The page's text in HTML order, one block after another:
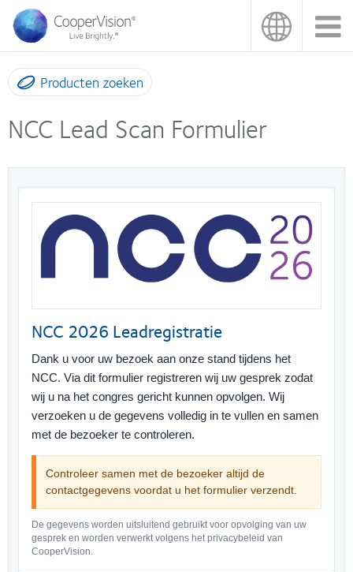
Overslaan
naar
de
inhoud
gaan
Producten zoeken
NCC Lead Scan Formulier
NCC 2026 Leadregistratie
Dank u voor uw bezoek aan onze stand tijdens het
NCC. Via dit formulier registreren wij uw gesprek zodat
wij u na het congres gericht kunnen opvolgen. Wij
verzoeken u de gegevens volledig in te vullen en samen
met de bezoeker te controleren.
Controleer samen met de bezoeker altijd de
contactgegevens voordat u het formulier verzendt.
De gegevens worden uitsluitend gebruikt voor opvolging van uw
gesprek en worden verwerkt volgens het privacybeleid van
CooperVision.